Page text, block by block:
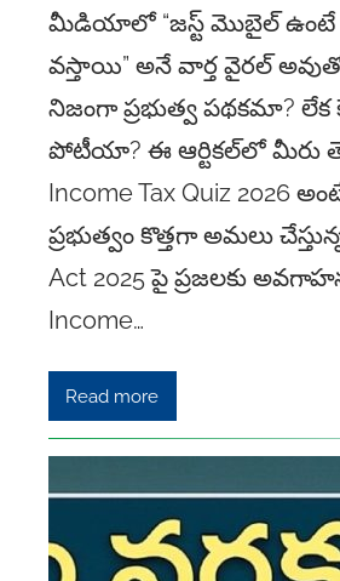
మీడియాలో “జస్ట్ మొబైల్ ఉంటే
వస్తాయి” అనే వార్త వైరల్
నిజంగా ప్రభుత్వ పథకమా? లేక
పోటీయా? ఈ ఆర్టికల్‌లో మీరు
Income Tax Quiz 2026
ప్రభుత్వం కొత్తగా అమలు
Act 2025 పై ప్రజలకు
Income…
Read more